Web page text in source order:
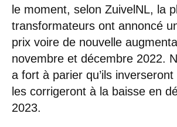
le moment, selon ZuivelNL, la
transformateurs ont annoncé
prix voire de nouvelle
novembre et décembre 2022.
a fort à parier qu’ils
les corrigeront à la baisse en
2023.